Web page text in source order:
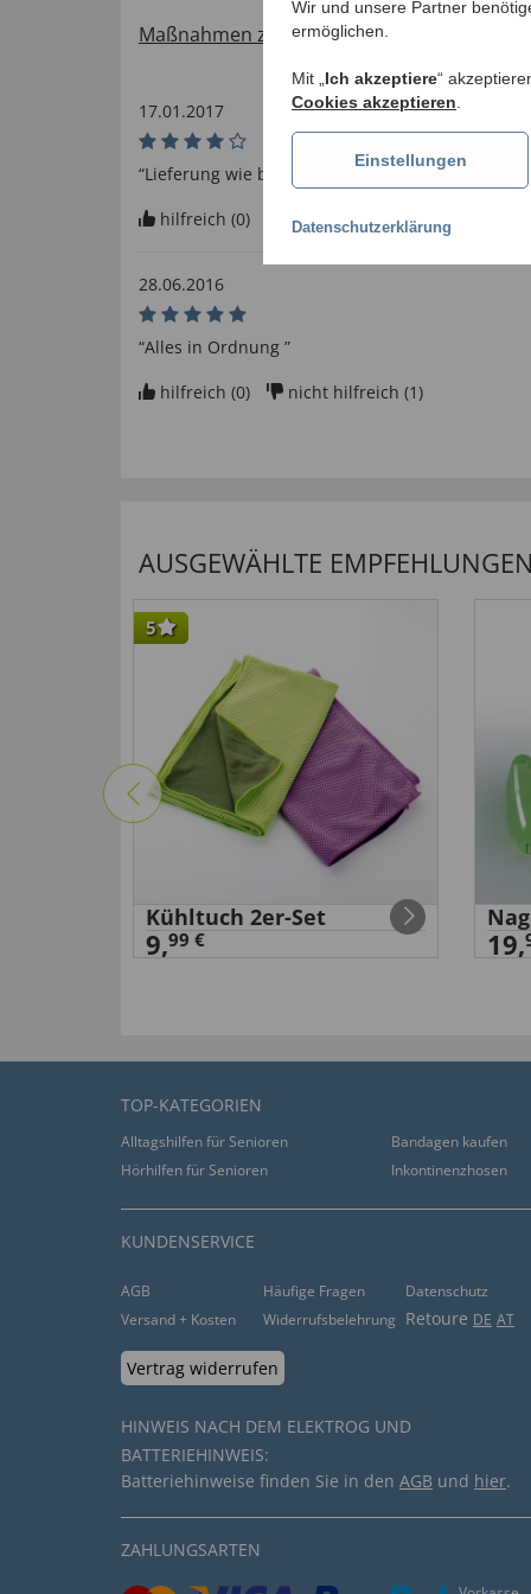
Maßnahmen zur Verifizierung von
17.01.2017
“Lieferung wie bestellt”
hilfreich (0) nicht hilfreich (1)
28.06.2016
“Alles in Ordnung ”
hilfreich (0) nicht hilfreich (1)
AUSGEWÄHLTE
5
Kühltuch 2er-Set
9,99 € 19,
TOP-KATEGORIEN
Alltagshilfen für Senioren Bandagen kaufen
Hörhilfen für Senioren
Inkontinenzhosen
KUNDENSERVICE
AGB Häufige Fragen
Datenschutz
Versand + Kosten
Widerrufsbelehrung Retoure DE AT
Vertrag widerrufen
HINWEIS NACH DEM ELEKTROG UND
BATTERIEHINWEIS:
Batteriehinweise finden Sie in den AGB und hier.
ZAHLUNGSARTEN
Wir und unsere Partner
ermöglichen.
Mit „ Ich akzeptiere“
Cookies akzeptieren
Einstellungen
Datenschutzerklärung